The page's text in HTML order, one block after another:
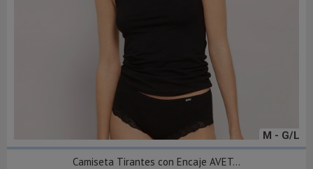
M - G/L
Camiseta Tirantes con Encaje AVET...